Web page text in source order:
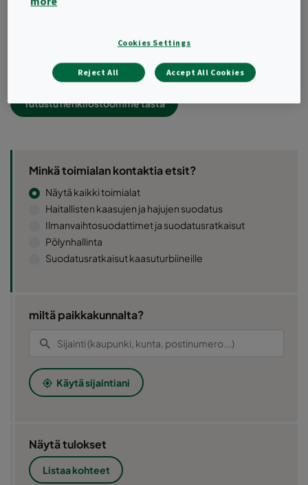
Tutustu henkilöstöömme tästä
Minkä toimialan kontaktia etsit?
Näytä kaikki toimialat
Haitallisten kaasujen ja hajujen suodatus
Ilmanvaihtosuodattimet ja suodatusratkaisut
Pölynhallinta
Suodatusratkaisut kaasuturbiineille
miltä paikkakunnalta?
Käytä sijaintiani
Näytä tulokset
Listaa kohteet
Cookies Settings
Reject All Accept All Cookies